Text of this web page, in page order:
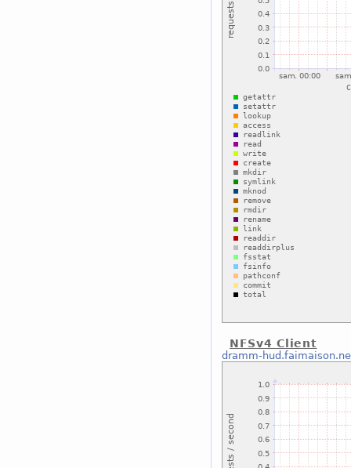
NFSv4 Client
dramm-